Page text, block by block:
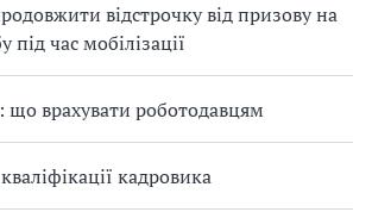
відстрочку від призову на
під час мобілізації
що врахувати роботодавцям
кадровика